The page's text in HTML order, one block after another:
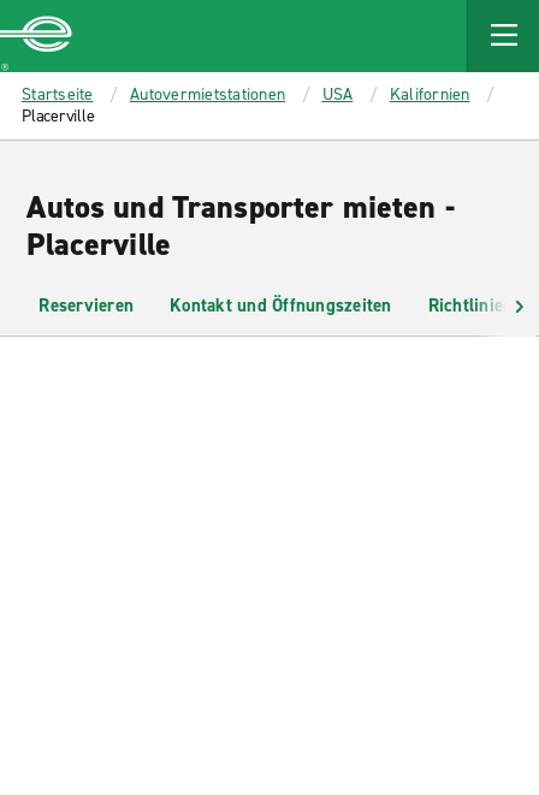
MAIN
CONTENT
Enterprise
Startseite Autovermietstationen USA
Kalifornien
Placerville
Autos und Transporter mieten -
Placerville
Reservieren Kontakt und Öffnungszeiten Richtlinien